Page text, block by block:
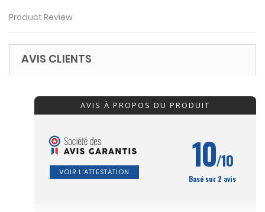
Product Review
AVIS CLIENTS
AVIS À PROPOS DU PRODUIT
VOIR L'ATTESTATION 10/10
Basé sur 2 avis